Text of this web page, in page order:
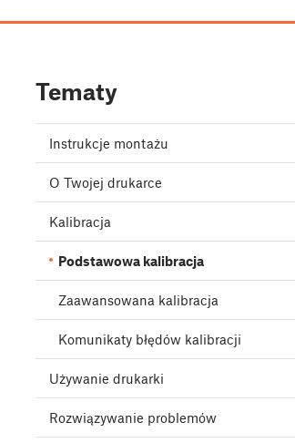
Tematy
Instrukcje montażu
O Twojej drukarce
Kalibracja
Podstawowa kalibracja
Zaawansowana kalibracja
Komunikaty błędów kalibracji
Używanie drukarki
Rozwiązywanie problemów